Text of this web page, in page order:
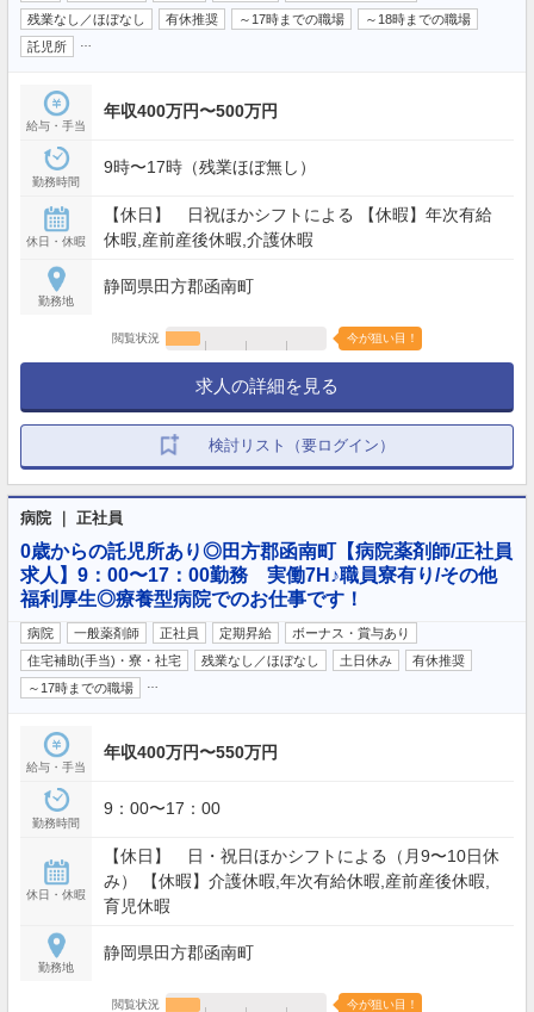
残業なし／ほぼなし
有休推奨 ～17時までの職場
～18時までの職場
託児所
給与・手当
年収400万円〜500万円
勤務時間
9時〜17時（残業ほぼ無し）
休日・休暇
【休日】 日祝ほかシフトによる 【休暇】年次有給
休暇,産前産後休暇,介護休暇
勤務地
静岡県田方郡函南町
閲覧状況 今が狙い目！
求人の詳細を見る
検討リスト（要ログイン）
病院 ｜ 正社員
0歳からの託児所あり◎田方郡函南町【病院薬剤師/正社員
求人】9：00〜17：00勤務 実働7H♪職員寮有り/その他
福利厚生◎療養型病院でのお仕事です！
病院 一般薬剤師 正社員 定期昇給
ボーナス・賞与あり
住宅補助(手当)・寮・社宅
残業なし／ほぼなし 土日休み
有休推奨
～17時までの職場
給与・手当
年収400万円〜550万円
勤務時間
9：00〜17：00
休日・休暇
【休日】 日・祝日ほかシフトによる（月9〜10日休
み） 【休暇】介護休暇,年次有給休暇,産前産後休暇,
育児休暇
勤務地
静岡県田方郡函南町
閲覧状況 今が狙い目！